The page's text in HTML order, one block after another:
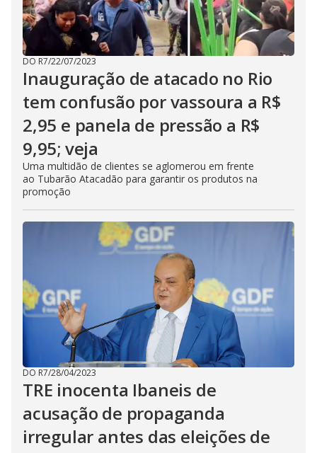
DO R7/22/07/2023
Inauguração de atacado no Rio
tem confusão por vassoura a R$
2,95 e panela de pressão a R$
9,95; veja
Uma multidão de clientes se aglomerou em frente
ao Tubarão Atacadão para garantir os produtos na
promoção
DO R7/28/04/2023
TRE inocenta Ibaneis de
acusação de propaganda
irregular antes das eleições de